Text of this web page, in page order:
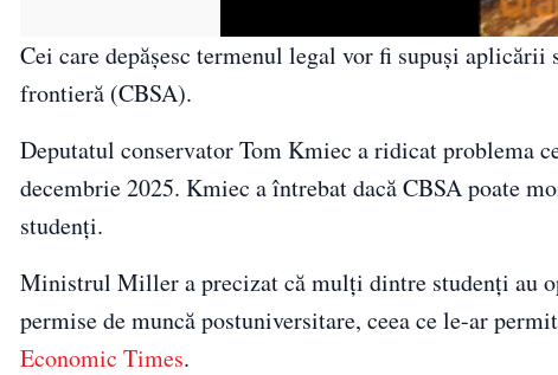
Cei care depășesc termenul legal vor fi supuși
frontieră (CBSA).
Deputatul conservator Tom Kmiec a ridicat problema
decembrie 2025. Kmiec a întrebat dacă CBSA poate
studenți.
Ministrul Miller a precizat că mulți dintre studenți au
permise de muncă postuniversitare, ceea ce le-ar
Economic Times.